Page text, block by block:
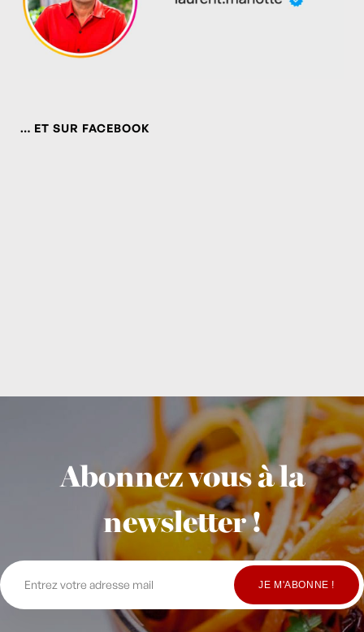
… ET SUR FACEBOOK
Abonnez vous à la
newsletter !